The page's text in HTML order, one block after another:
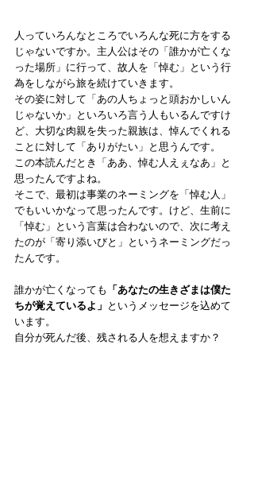
人っていろんなところでいろんな死に方をする
じゃないですか。主人公はその「誰かが亡くな
った場所」に行って、故人を「悼む」という行
為をしながら旅を続けていきます。
その姿に対して「あの人ちょっと頭おかしいん
じゃないか」といろいろ言う人もいるんですけ
ど、大切な肉親を失った親族は、悼んでくれる
ことに対して「ありがたい」と思うんです。
この本読んだとき「ああ、悼む人えぇなあ」と
思ったんですよね。
そこで、最初は事業のネーミングを「悼む人」
でもいいかなって思ったんです。けど、生前に
「悼む」という言葉は合わないので、次に考え
たのが「寄り添いびと」というネーミングだっ
たんです。
誰かが亡くなっても 「あなたの生きざまは僕た
ちが覚えているよ」 というメッセージを込めて
います。
自分が死んだ後、残される人を想えますか？